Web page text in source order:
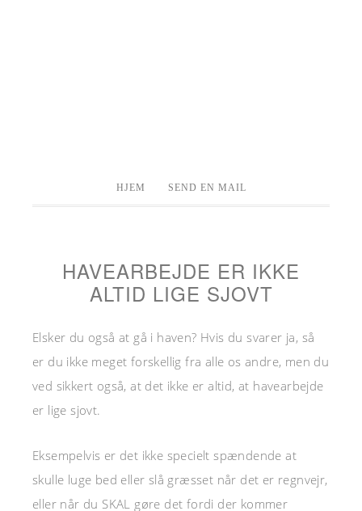
HJEM SEND EN MAIL
HAVEARBEJDE ER IKKE
ALTID LIGE SJOVT
Elsker du også at gå i haven? Hvis du svarer ja, så
er du ikke meget forskellig fra alle os andre, men du
ved sikkert også, at det ikke er altid, at havearbejde
er lige sjovt.
Eksempelvis er det ikke specielt spændende at
skulle luge bed eller slå græsset når det er regnvejr,
eller når du SKAL gøre det fordi der kommer